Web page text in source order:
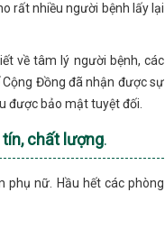
rất nhiều người bệnh lấy lại
về tâm lý người bệnh, các
Đồng đã nhận được sự
được bảo mật tuyệt đối.
chất lượng.
phụ nữ. Hầu hết các phòng